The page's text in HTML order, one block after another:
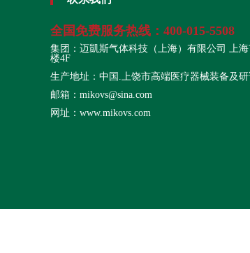
全国免费服务热线： 400-015-5508
集团：迈凱斯气体科技（上海）有限公司 上
楼4F
生产地址：中国.上饶市高端医疗器械装备及
邮箱：mikovs@sina.com
网址：www.mikovs.com